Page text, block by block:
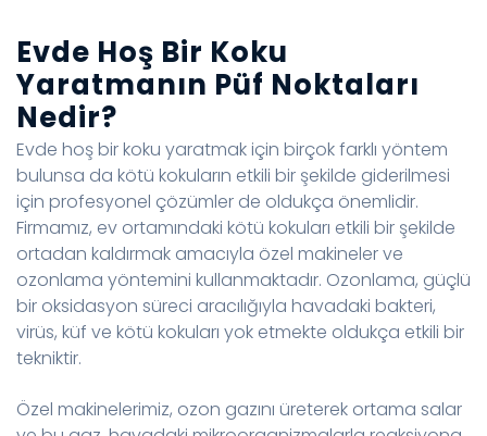
Evde Hoş Bir Koku
Yaratmanın Püf Noktaları
Nedir?
Evde hoş bir koku yaratmak için birçok farklı yöntem
bulunsa da kötü kokuların etkili bir şekilde giderilmesi
için profesyonel çözümler de oldukça önemlidir.
Firmamız, ev ortamındaki kötü kokuları etkili bir şekilde
ortadan kaldırmak amacıyla özel makineler ve
ozonlama yöntemini kullanmaktadır. Ozonlama, güçlü
bir oksidasyon süreci aracılığıyla havadaki bakteri,
virüs, küf ve kötü kokuları yok etmekte oldukça etkili bir
tekniktir.
Özel makinelerimiz, ozon gazını üreterek ortama salar